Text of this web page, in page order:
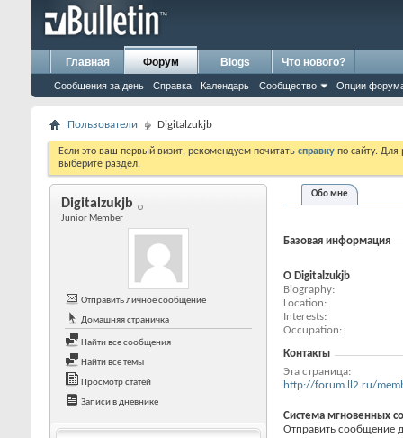
Главная Форум
Сообщения за день Справка Календарь Сообщество Опции
Blogs Что нового?
Пользователи Digitalzukjb
Если это ваш первый визит, рекомендуем почитать справку по сайту.
выберите раздел.
Digitalzukjb
Junior Member
Отправить личное сообщение
Домашняя страничка
Найти все сообщения
Найти все темы
Просмотр статей
Записи в дневнике
Обо мне
Базовая информация
О Digitalzukjb
Biography
Location
Interests
Occupation
Контакты
Эта страница
http://forum.ll2.ru/
Система мгновенных
Отправить сообщение